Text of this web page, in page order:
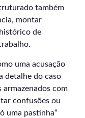
também
montar
de
uma acusação
detalhe do caso
armazenados com
confusões ou
uma pastinha”